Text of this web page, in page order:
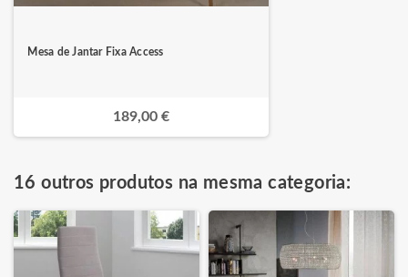
Mesa de Jantar Fixa Access
189,00 €
16 outros produtos na mesma categoria: